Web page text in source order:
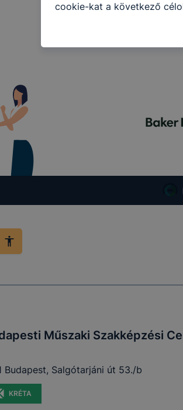
Műszaki Szakképzési
Budapest, Salgótarjáni út 53./b
KRÉTA
cookie-kat a következő
kapcsolatban, hogyan
honlap melyik részeit
hogyan biztosítsunk Önnek
a cookie-kat, de ezek
mivel a cookie-k célja
megkönnyítése vagy
megakadályozása vagy
tervezettől eltérően fog